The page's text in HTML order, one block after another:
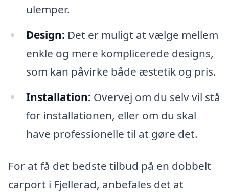
ulemper.
Design: Det er muligt at vælge mellem
enkle og mere komplicerede designs,
som kan påvirke både æstetik og pris.
Installation: Overvej om du selv vil stå
for installationen, eller om du skal
have professionelle til at gøre det.
For at få det bedste tilbud på en dobbelt
carport i Fjellerad, anbefales det at